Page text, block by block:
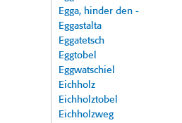
Egga, hinder den -
Eggastalta
Eggatetsch
Eggtobel
Eggwatschiel
Eichholz
Eichholztobel
Eichholzweg